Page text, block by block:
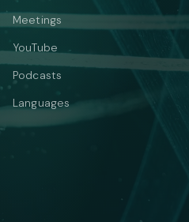
Meetings
YouTube
Podcasts
Languages